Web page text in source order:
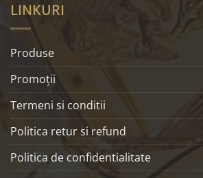
LINKURI
Produse
Promoţii
Termeni si conditii
Politica retur si refund
Politica de confidentialitate